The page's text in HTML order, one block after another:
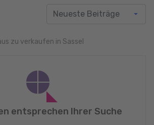
zu verkaufen in Sassel
entsprechen Ihrer Suche